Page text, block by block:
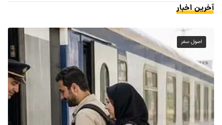
آخرین اخبار
اصول سفر